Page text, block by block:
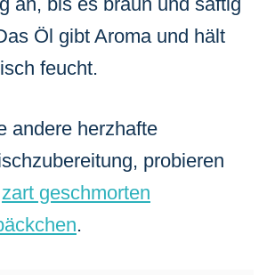
Öl gibt Aroma und hält
feucht.
andere herzhafte
probieren
zart geschmorten
.